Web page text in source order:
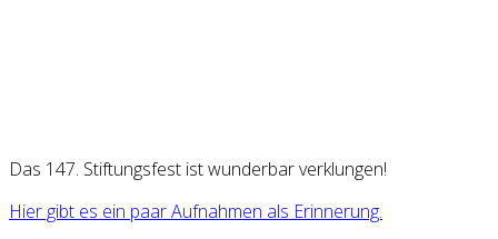
Das 147. Stiftungsfest ist wunderbar verklungen!
Hier gibt es ein paar Aufnahmen als Erinnerung.